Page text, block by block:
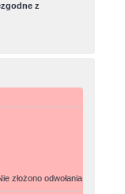
z
złożono odwołania